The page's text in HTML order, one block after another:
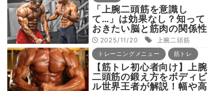
「上腕二頭筋を意識し
て…」は効果なし？知って
おきたい脳と筋肉の関係性
を専門家・井上大輔が解説
2025/11/20 上腕二頭筋
トレーニングメニュー 筋トレ
【筋トレ初心者向け】上腕
二頭筋の鍛え方をボディビ
ル世界王者が解説！幅や高